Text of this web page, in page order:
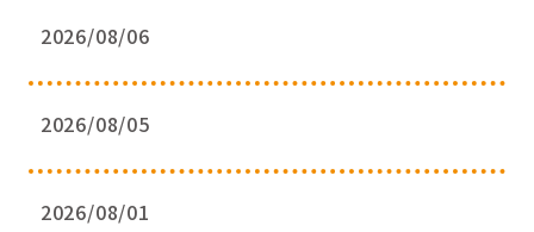
2026/08/06
2026/08/05
2026/08/01